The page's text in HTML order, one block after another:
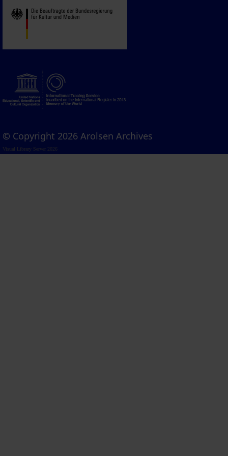
© Copyright 2026 Arolsen Archives
Visual Library Server 2026